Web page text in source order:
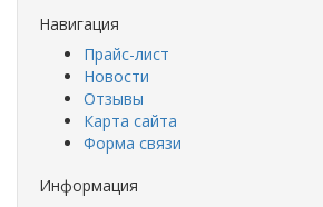
Навигация
Прайс-лист
Новости
Отзывы
Карта сайта
Форма связи
Информация